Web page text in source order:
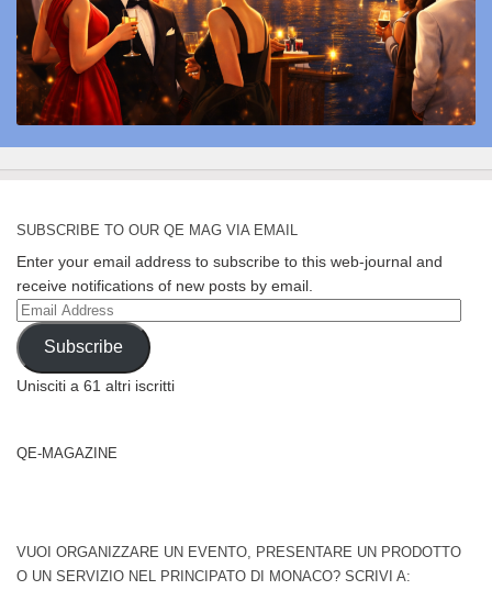
SUBSCRIBE TO OUR QE MAG VIA EMAIL
Enter your email address to subscribe to this web-journal and
receive notifications of new posts by email.
Email
Address
Subscribe
Unisciti a 61 altri iscritti
QE-MAGAZINE
VUOI ORGANIZZARE UN EVENTO, PRESENTARE UN PRODOTTO
O UN SERVIZIO NEL PRINCIPATO DI MONACO? SCRIVI A: